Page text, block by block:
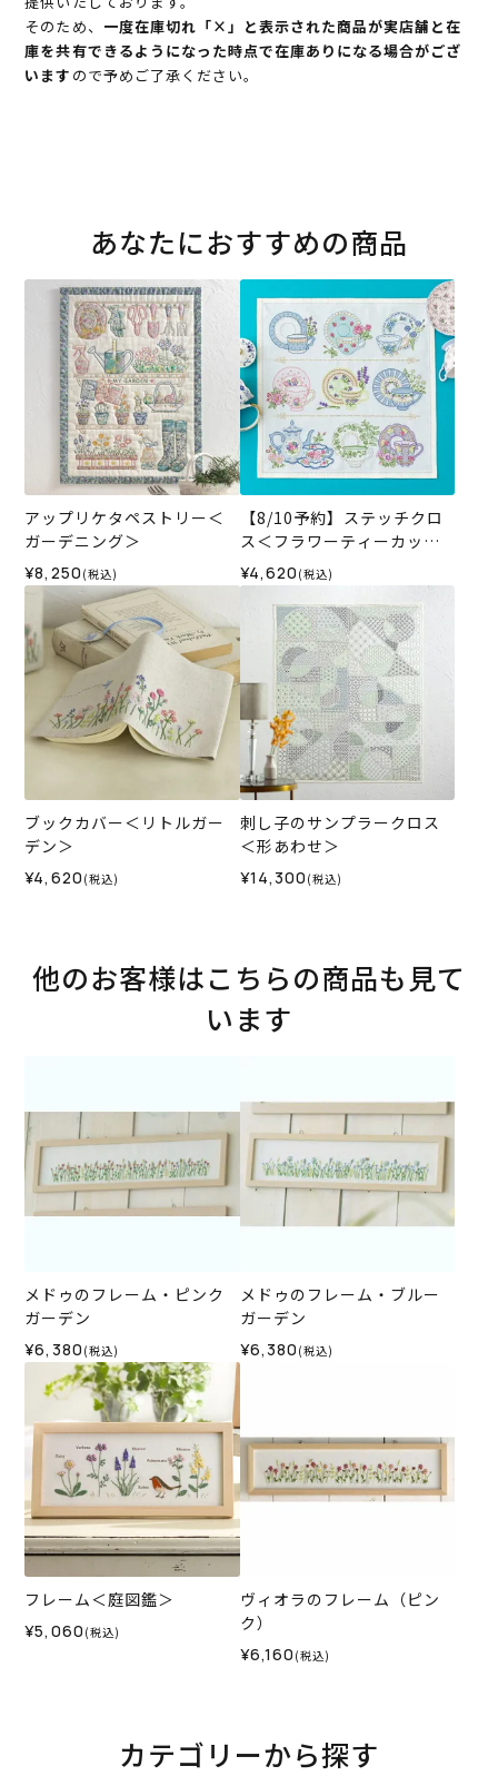
そのため、 一度在庫切れ「×」と表示された商品が実店舗と在
庫を共有できるようになった時点で在庫ありになる場合がござ
います ので予めご了承ください。
あなたにおすすめの商品
アップリケタペストリー＜
ガーデニング＞
¥8,250 (税込)
【8/10予約】ステッチクロ
ス＜フラワーティーカップ
＞
¥4,620 (税込)
ブックカバー＜リトルガー
デン＞
¥4,620 (税込)
刺し子のサンプラークロス
＜形あわせ＞
¥14,300 (税込)
他のお客様はこちらの商品も見て
います
メドゥのフレーム・ピンク
ガーデン
¥6,380 (税込)
メドゥのフレーム・ブルー
ガーデン
¥6,380 (税込)
フレーム＜庭図鑑＞
¥5,060 (税込)
ヴィオラのフレーム（ピン
ク）
¥6,160 (税込)
カテゴリーから探す